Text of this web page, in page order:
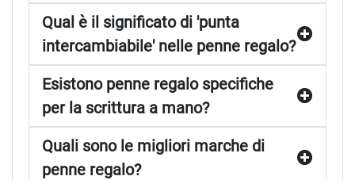
Qual è il significato di 'punta
intercambiabile' nelle penne regalo?
Esistono penne regalo specifiche
per la scrittura a mano?
Quali sono le migliori marche di
penne regalo?